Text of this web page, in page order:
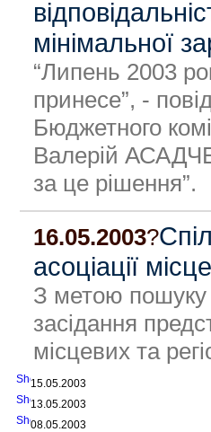
мінімальної
“Липень 2003
принесе”, -
Бюджетного
Валерій
за це рішення”.
16.05.2003?
асоціації
З метою пошуку
засідання
місцевих та
15.05.2003
13.05.2003
08.05.2003